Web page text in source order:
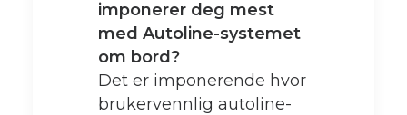
imponerer deg mest
med Autoline-systemet
om bord?
Det er imponerende hvor
brukervennlig autoline-